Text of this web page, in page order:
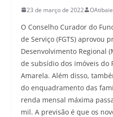
23 de março de 2022
O Conselho Curador do
de Serviço (FGTS) aprovou
Desenvolvimento Regional
de subsídio dos imóveis do
Amarela. Além disso,
do enquadramento das
renda mensal máxima
mil. A previsão é que os